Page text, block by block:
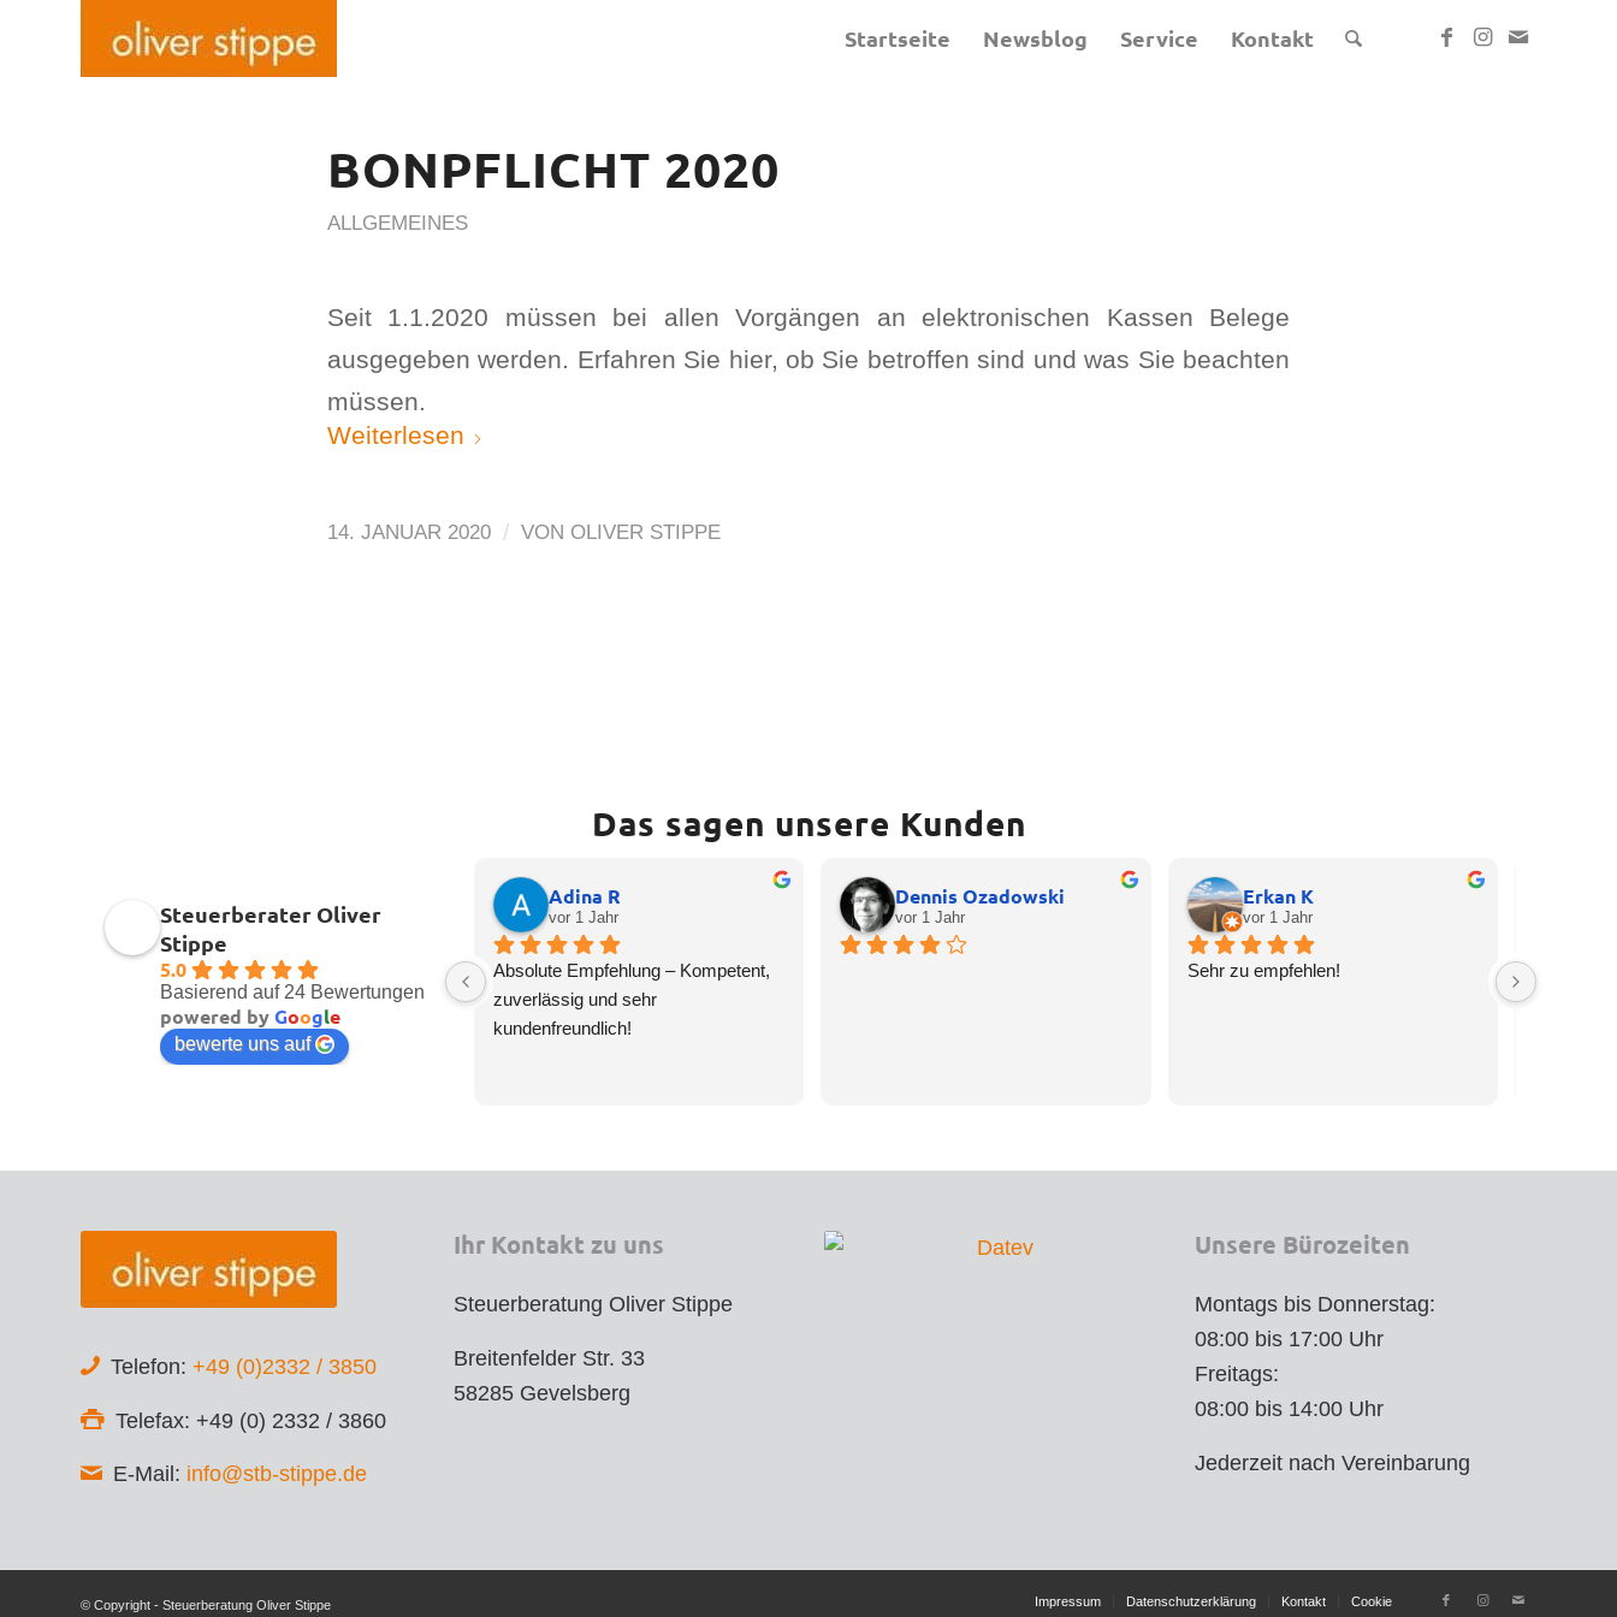
Startseite Newsblog Service Kontakt
BONPFLICHT 2020
ALLGEMEINES
Seit 1.1.2020 müssen bei allen Vorgängen an elektronischen Kassen Belege
ausgegeben werden. Erfahren Sie hier, ob Sie betroffen sind und was Sie beachten
müssen.
Weiterlesen
14. JANUAR 2020 / VON OLIVER STIPPE
Das sagen unsere Kunden
Steuerberater Oliver
Stippe
5.0
Basierend auf 24 Bewertungen
powered byGoogle
bewerte uns auf
Adina R
vor 1 Jahr
Absolute Empfehlung – Kompetent,
zuverlässig und sehr
kundenfreundlich!
top, sondern auch verständlich und
Steuerthemen wurden mir geduldig
erklärt, und ich hatte stets das
Die Kommunikation war schnell und
Steuererklärung wurde äußerst
Wer einen engagierten, loyalen und
Dennis Ozadowski
vor 1 Jahr
Erkan K
vor 1 Jahr
Sehr zu empfehlen!
Ich
Team
Telefon: +49 (0)2332 / 3850
Telefax: +49 (0) 2332 / 3860
E-Mail: info@stb-stippe.de
Ihr Kontakt zu uns
Steuerberatung Oliver Stippe
Breitenfelder Str. 33
58285 Gevelsberg
Unsere Bürozeiten
Montags bis Donnerstag:
08:00 bis 17:00 Uhr
Freitags:
08:00 bis 14:00 Uhr
Jederzeit nach Vereinbarung
© Copyright - Steuerberatung Oliver Stippe Impressum Datenschutzerklärung Kontakt Cookie